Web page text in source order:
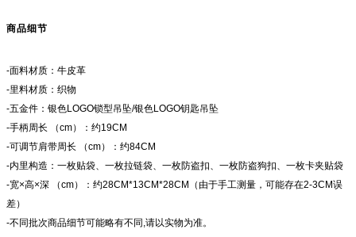
商品细节
-面料材质：牛皮革
-里料材质：织物
-五金件：银色LOGO锁型吊坠/银色LOGO钥匙吊坠
-手柄周长 （cm）：约19CM
-可调节肩带周长 （cm）：约84CM
-内里构造：一枚贴袋、一枚拉链袋、一枚防盗扣、一枚防盗狗扣、一枚卡夹贴袋
-宽×高×深 （cm）：约28CM*13CM*28CM（由于手工测量，可能存在2-3CM误
差）
-不同批次商品细节可能略有不同,请以实物为准。